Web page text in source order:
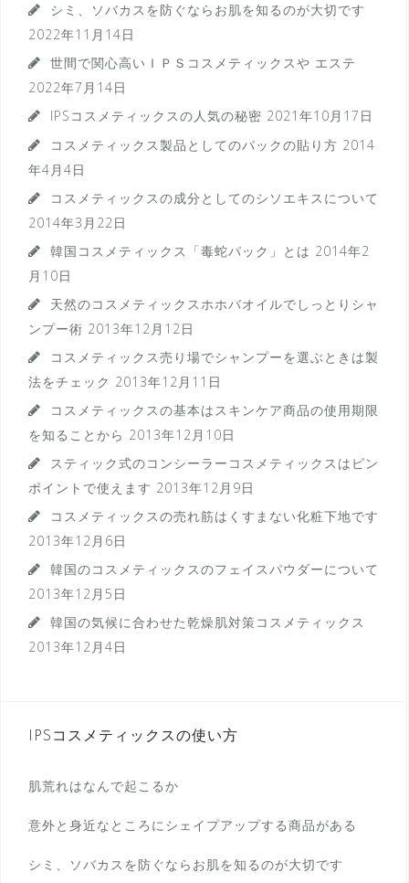
シミ、ソバカスを防ぐならお肌を知るのが大切です
2022年11月14日
世間で関心高いＩＰＳコスメティックスや エステ
2022年7月14日
IPSコスメティックスの人気の秘密 2021年10月17日
コスメティックス製品としてのパックの貼り方 2014
年4月4日
コスメティックスの成分としてのシソエキスについて
2014年3月22日
韓国コスメティックス「毒蛇パック」とは 2014年2
月10日
天然のコスメティックスホホバオイルでしっとりシャ
ンプー術 2013年12月12日
コスメティックス売り場でシャンプーを選ぶときは製
法をチェック 2013年12月11日
コスメティックスの基本はスキンケア商品の使用期限
を知ることから 2013年12月10日
スティック式のコンシーラーコスメティックスはピン
ポイントで使えます 2013年12月9日
コスメティックスの売れ筋はくすまない化粧下地です
2013年12月6日
韓国のコスメティックスのフェイスパウダーについて
2013年12月5日
韓国の気候に合わせた乾燥肌対策コスメティックス
2013年12月4日
IPSコスメティックスの使い方
肌荒れはなんで起こるか
意外と身近なところにシェイプアップする商品がある
シミ、ソバカスを防ぐならお肌を知るのが大切です